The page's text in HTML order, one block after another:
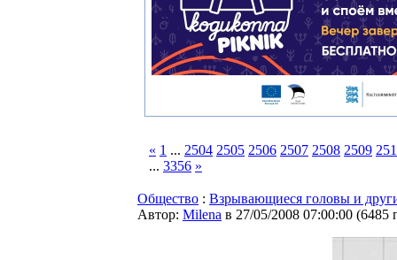
« 1 ... 2504 2505 2506 2507 2508 2509
... 3356 »
Общество : Взрывающиеся головы и
Автор: Milena в 27/05/2008 07:00:00 (6485